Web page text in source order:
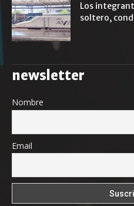
Los
soltero,
newsletter
Nombre
Email